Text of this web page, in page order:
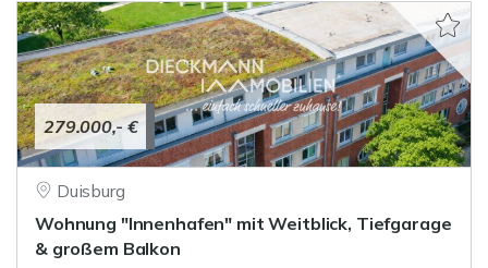
279.000,- €
Duisburg
Wohnung "Innenhafen" mit Weitblick, Tiefgarage
& großem Balkon